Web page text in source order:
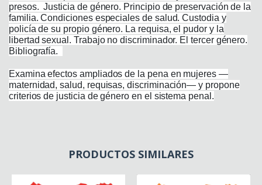
presos. Justicia de género. Principio de preservación de la
familia. Condiciones especiales de salud. Custodia y
policía de su propio género. La requisa, el pudor y la
libertad sexual. Trabajo no discriminador. El tercer género.
Bibliografía.
Examina efectos ampliados de la pena en mujeres —
maternidad, salud, requisas, discriminación— y propone
criterios de justicia de género en el sistema penal.
PRODUCTOS SIMILARES